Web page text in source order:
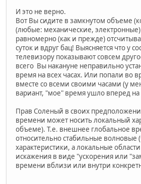
И это не верно.
Вот Вы сидите в замкнутом объеме
(любые: механические, электронные)
равномерно (как и прежде)
суток и вдруг бац! Выясняется что у
телевизору показывают совсем
всего Вы накануне неправильно
время на всех часах. Или попали во
вместе со всеми своими часами (у
вариант, "мое" время ушло вперед
Прав Соленый в своих
времени может носить локальный
объеме). Т.е. внешнее глобальное
относительно стабильные волновые
характеристики, а локальные
искажения в виде "ускорения или
времени вблизи или внутри